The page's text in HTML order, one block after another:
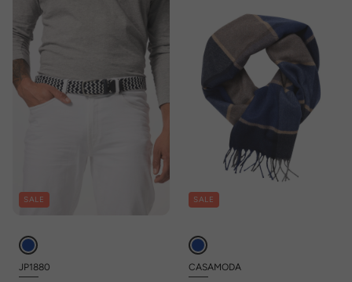
SALE
JP1880
SALE
CASAMODA